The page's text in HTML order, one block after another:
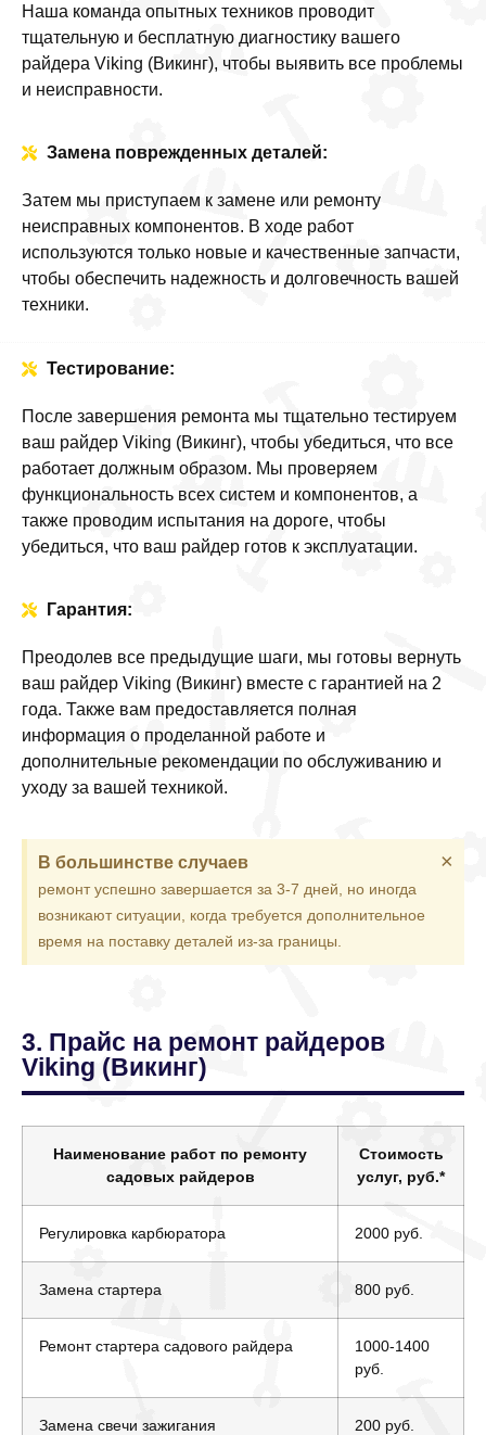
Наша команда опытных техников проводит
тщательную и бесплатную диагностику вашего
райдера Viking (Викинг), чтобы выявить все проблемы
и неисправности.
Замена поврежденных деталей:
Затем мы приступаем к замене или ремонту
неисправных компонентов. В ходе работ
используются только новые и качественные запчасти,
чтобы обеспечить надежность и долговечность вашей
техники.
Тестирование:
После завершения ремонта мы тщательно тестируем
ваш райдер Viking (Викинг), чтобы убедиться, что все
работает должным образом. Мы проверяем
функциональность всех систем и компонентов, а
также проводим испытания на дороге, чтобы
убедиться, что ваш райдер готов к эксплуатации.
Гарантия:
Преодолев все предыдущие шаги, мы готовы вернуть
ваш райдер Viking (Викинг) вместе с гарантией на 2
года. Также вам предоставляется полная
информация о проделанной работе и
дополнительные рекомендации по обслуживанию и
уходу за вашей техникой.
В большинстве случаев
ремонт успешно завершается за 3-7 дней, но иногда
возникают ситуации, когда требуется дополнительное
время на поставку деталей из-за границы.
×
3. Прайс на ремонт райдеров
Viking (Викинг)
Наименование работ по ремонту
садовых райдеров
Стоимость
услуг, руб.*
Регулировка карбюратора 2000 руб.
Замена стартера 800 руб.
Ремонт стартера садового райдера
1000-1400
руб.
Замена свечи зажигания 200 руб.